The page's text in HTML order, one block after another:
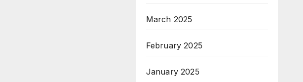
March 2025
February 2025
January 2025